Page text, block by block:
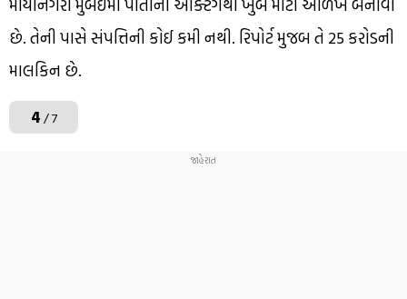
માયાનગરી મુંબઈમાં પોતાની એક્ટિંગથી ખુબ મોટી ઓળખ બનાવી
છે. તેની પાસે સંપત્તિની કોઈ કમી નથી. રિપોર્ટ મુજબ તે 25 કરોડની
માલકિન છે.
4/ 7